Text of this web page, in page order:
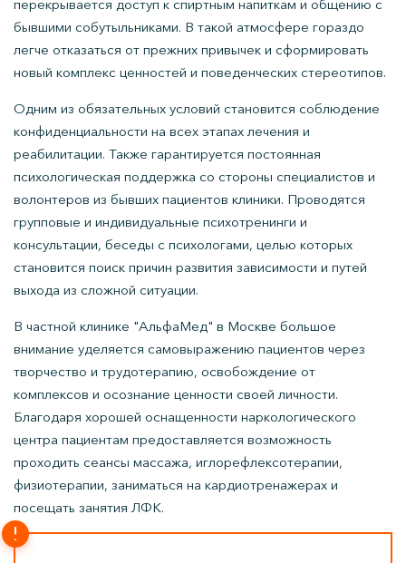
перекрывается доступ к спиртным напиткам и общению с
бывшими собутыльниками. В такой атмосфере гораздо
легче отказаться от прежних привычек и сформировать
новый комплекс ценностей и поведенческих стереотипов.
Одним из обязательных условий становится соблюдение
конфиденциальности на всех этапах лечения и
реабилитации. Также гарантируется постоянная
психологическая поддержка со стороны специалистов и
волонтеров из бывших пациентов клиники. Проводятся
групповые и индивидуальные психотренинги и
консультации, беседы с психологами, целью которых
становится поиск причин развития зависимости и путей
выхода из сложной ситуации.
В частной клинике "АльфаМед" в Москве большое
внимание уделяется самовыражению пациентов через
творчество и трудотерапию, освобождение от
комплексов и осознание ценности своей личности.
Благодаря хорошей оснащенности наркологического
центра пациентам предоставляется возможность
проходить сеансы массажа, иглорефлексотерапии,
физиотерапии, заниматься на кардиотренажерах и
посещать занятия ЛФК.